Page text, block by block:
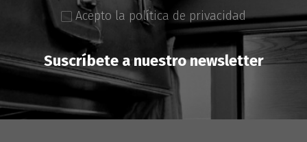
Acepto la política de privacidad
Suscríbete a nuestro newsletter